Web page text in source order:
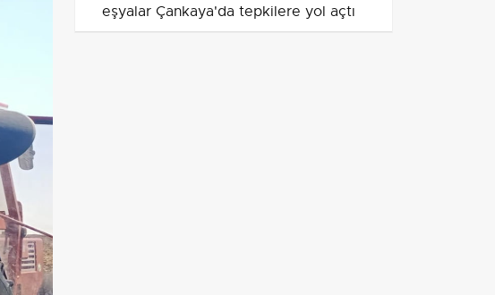
eşyalar Çankaya'da tepkilere yol açtı